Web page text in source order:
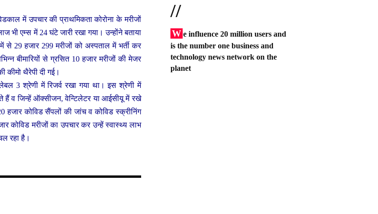
में उपचार की प्राथमिकता कोरोना के मरीजों
भी एम्स में 24 घंटे जारी रखा गया। उन्होंने बताया
29 हजार 299 मरीजों को अस्पताल में भर्ती कर
बीमारियों से ग्रसित 10 हजार मरीजों की मेजर
कीमो थैरेपी दी गई।
3 श्रेणी में रिजर्व रखा गया था। इस श्रेणी में
हैं व जिन्हें ऑक्सीजन, वेन्टिलेटर या आईसीयू में रखे
कोविड सैंपलों की जांच व कोविड स्क्रीनिंग
कोविड मरीजों का उपचार कर उन्हें स्वास्थ्य लाभ
रहा है।
//
W e influence 20 million users and
is the number one business and
technology news network on the
planet